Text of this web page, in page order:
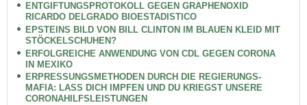
ENTGIFTUNGSPROTOKOLL GEGEN GRAPHENOXID
RICARDO DELGRADO BIOESTADISTICO
EPSTEINS BILD VON BILL CLINTON IM BLAUEN KLEID MIT
STÖCKELSCHUHEN?
ERFOLGREICHE ANWENDUNG VON CDL GEGEN CORONA
IN MEXIKO
ERPRESSUNGSMETHODEN DURCH DIE REGIERUNGS-
MAFIA: LASS DICH IMPFEN UND DU KRIEGST UNSERE
CORONAHILFSLEISTUNGEN